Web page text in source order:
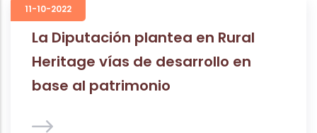
11-10-2022
La Diputación plantea en Rural
Heritage vías de desarrollo en
base al patrimonio